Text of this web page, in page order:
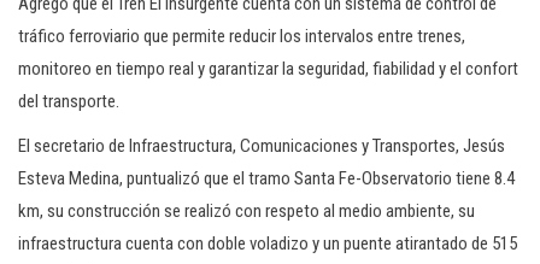
tráfico ferroviario que permite reducir los intervalos entre trenes,
monitoreo en tiempo real y garantizar la seguridad, fiabilidad y el confort
del transporte.
El secretario de Infraestructura, Comunicaciones y Transportes, Jesús
Esteva Medina, puntualizó que el tramo Santa Fe-Observatorio tiene 8.4
km, su construcción se realizó con respeto al medio ambiente, su
infraestructura cuenta con doble voladizo y un puente atirantado de 515